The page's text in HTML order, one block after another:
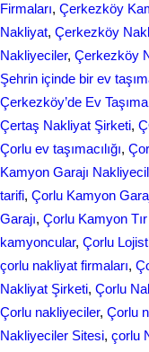
Firmaları, Çerkezköy
Nakliyat, Çerkezköy
Nakliyeciler, Çerkezköy
Şehrin içinde bir ev
Çerkezköy’de Ev
Çertaş Nakliyat Şirketi,
Çorlu ev taşımacılığı,
Kamyon Garajı
tarifi, Çorlu Kamyon
Garajı, Çorlu Kamyon
kamyoncular, Çorlu
çorlu nakliyat firmaları,
Nakliyat Şirketi, Çorlu
Çorlu nakliyeciler, Çorlu
Nakliyeciler Sitesi, çorlu